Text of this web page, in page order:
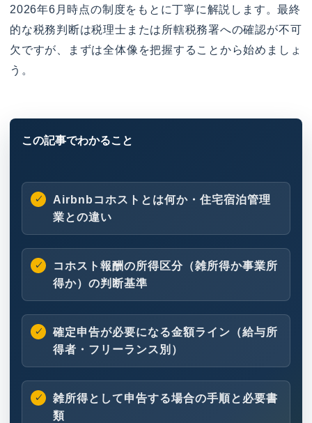
2026年6月時点の制度をもとに丁寧に解説します。最終
的な税務判断は税理士または所轄税務署への確認が不可
欠ですが、まずは全体像を把握することから始めましょ
う。
Airbnbコホストとは何か・住宅宿泊管理
業との違い
コホスト報酬の所得区分（雑所得か事業所
得か）の判断基準
確定申告が必要になる金額ライン（給与所
得者・フリーランス別）
雑所得として申告する場合の手順と必要書
類